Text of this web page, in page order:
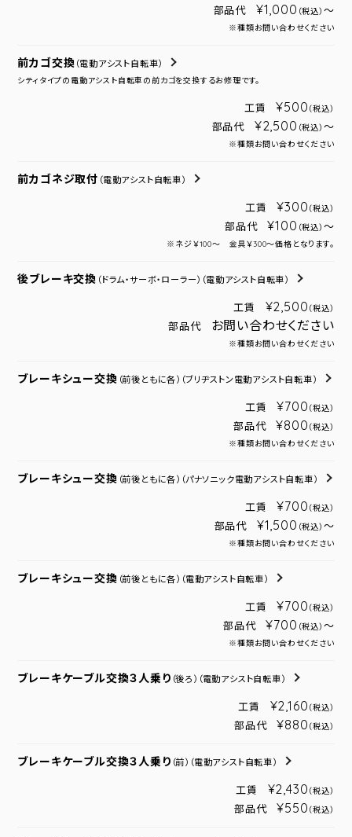
部品代 ¥1,000 （税込） ～
※種類お問い合わせください
前カゴ交換 （電動アシスト自転車）
シティタイプの電動アシスト自転車の前カゴを交換するお修理です。
工賃 ¥500 （税込）
部品代 ¥2,500 （税込） ～
※種類お問い合わせください
前カゴネジ取付 （電動アシスト自転車）
工賃 ¥300 （税込）
部品代 ¥100 （税込） ～
※ネジ￥100～ 金具￥300～価格となります。
後ブレーキ交換 （ドラム・サーボ・ローラー） （電動アシスト自転車）
工賃 ¥2,500 （税込）
部品代 お問い合わせください
※種類お問い合わせください
ブレーキシュー交換 （前後ともに各） （ブリヂストン電動アシスト自転車）
工賃 ¥700 （税込）
部品代 ¥800 （税込）
※種類お問い合わせください
ブレーキシュー交換 （前後ともに各） （パナソニック電動アシスト自転車）
工賃 ¥700 （税込）
部品代 ¥1,500 （税込） ～
※種類お問い合わせください
ブレーキシュー交換 （前後ともに各） （電動アシスト自転車）
工賃 ¥700 （税込）
部品代 ¥700 （税込） ～
※種類お問い合わせください
ブレーキケーブル交換３人乗り （後ろ） （電動アシスト自転車）
工賃 ¥2,160 （税込）
部品代 ¥880 （税込）
ブレーキケーブル交換３人乗り （前） （電動アシスト自転車）
工賃 ¥2,430 （税込）
部品代 ¥550 （税込）